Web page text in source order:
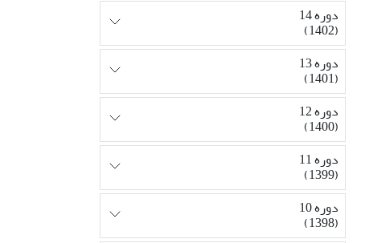
دوره 14
(1402)
دوره 13
(1401)
دوره 12
(1400)
دوره 11
(1399)
دوره 10
(1398)